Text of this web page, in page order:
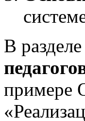
В
примере